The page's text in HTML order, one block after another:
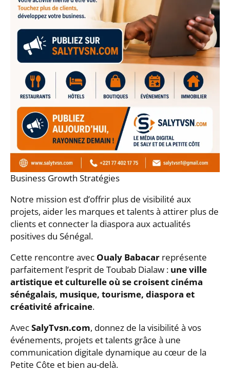
Business Growth Stratégies
Notre mission est d’offrir plus de visibilité aux
projets, aider les marques et talents à attirer plus de
clients et connecter la diaspora aux actualités
positives du Sénégal.
Cette rencontre avec Oualy Babacar représente
parfaitement l’esprit de Toubab Dialaw : une ville
artistique et culturelle où se croisent cinéma
sénégalais, musique, tourisme, diaspora et
créativité africaine.
AvecSalyTvsn.com, donnez de la visibilité à vos
événements, projets et talents grâce à une
communication digitale dynamique au cœur de la
Petite Côte et bien au-delà.